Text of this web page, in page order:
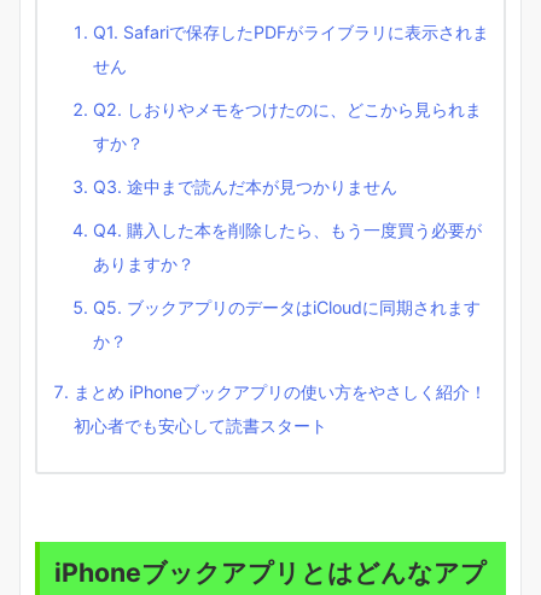
Q1. Safariで保存したPDFがライブラリに表示されま
せん
Q2. しおりやメモをつけたのに、どこから見られま
すか？
Q3. 途中まで読んだ本が見つかりません
Q4. 購入した本を削除したら、もう一度買う必要が
ありますか？
Q5. ブックアプリのデータはiCloudに同期されます
か？
まとめ iPhoneブックアプリの使い方をやさしく紹介！
初心者でも安心して読書スタート
iPhoneブックアプリとはどんなアプ